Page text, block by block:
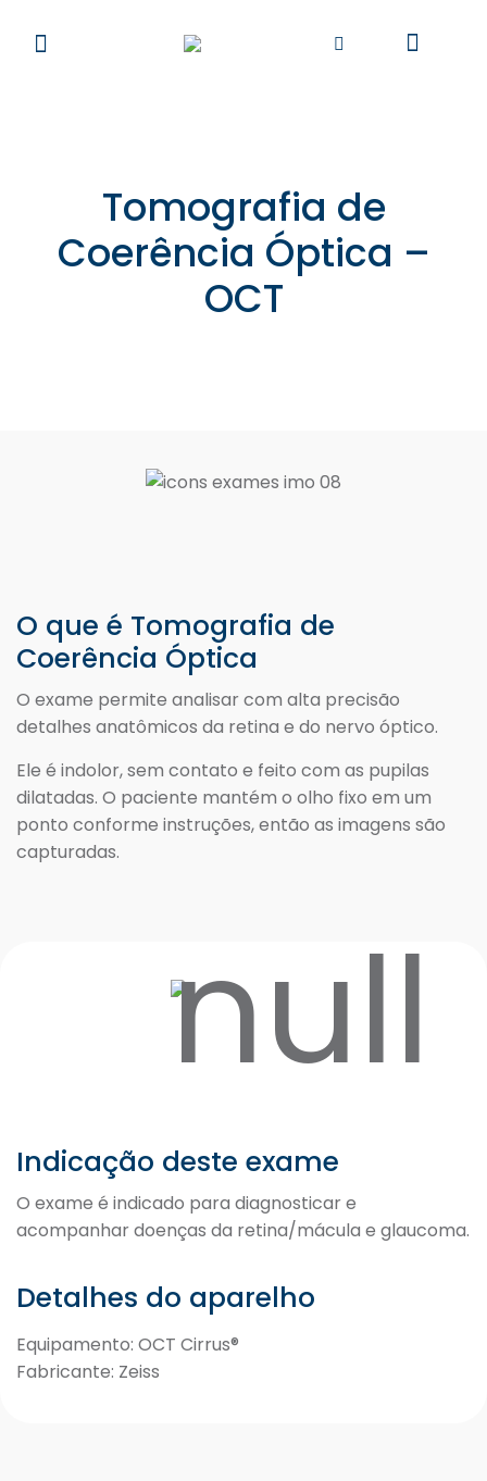
Tomografia de
Coerência Óptica –
OCT
O que é Tomografia de
Coerência Óptica
O exame permite analisar com alta precisão
detalhes anatômicos da retina e do nervo óptico.
Ele é indolor, sem contato e feito com as pupilas
dilatadas. O paciente mantém o olho fixo em um
ponto conforme instruções, então as imagens são
capturadas.
Indicação deste exame
O exame é indicado para diagnosticar e
acompanhar doenças da retina/mácula e glaucoma.
Detalhes do aparelho
Equipamento: OCT Cirrus®
Fabricante: Zeiss